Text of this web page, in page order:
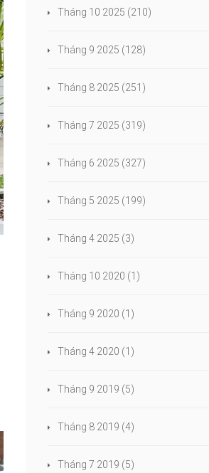
Tháng 10 2025 (210)
Tháng 9 2025 (128)
Tháng 8 2025 (251)
Tháng 7 2025 (319)
Tháng 6 2025 (327)
Tháng 5 2025 (199)
Tháng 4 2025 (3)
Tháng 10 2020 (1)
Tháng 9 2020 (1)
Tháng 4 2020 (1)
Tháng 9 2019 (5)
Tháng 8 2019 (4)
Tháng 7 2019 (5)